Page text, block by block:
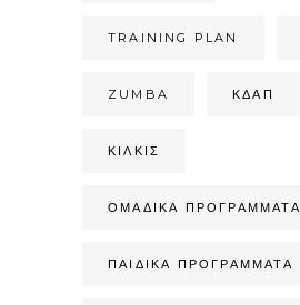
TRAINING PLAN
ZUMBA ΚΔΑΠ
ΚΙΛΚΊΣ
ΟΜΑΔΙΚΆ ΠΡΟΓΡΆΜΜΑΤΑ
ΠΑΙΔΙΚΆ ΠΡΟΓΡΆΜΜΑΤΑ